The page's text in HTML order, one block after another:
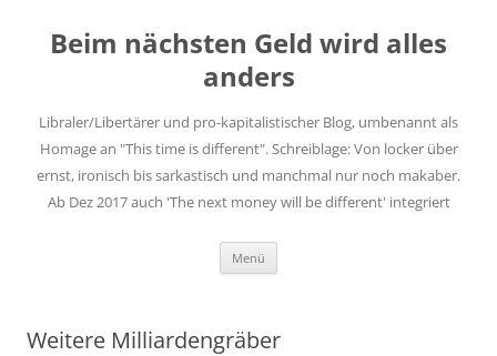
springen
Beim nächsten Geld wird alles
anders
Libraler/Libertärer und pro-kapitalistischer Blog, umbenannt als
Homage an "This time is different". Schreiblage: Von locker über
ernst, ironisch bis sarkastisch und manchmal nur noch makaber.
Ab Dez 2017 auch 'The next money will be different' integriert
Menü
Weitere Milliardengräber